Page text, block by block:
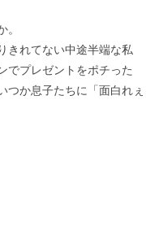
きれてない中途半端な私
でプレゼントをポチった
つか息子たちに「面白れぇ